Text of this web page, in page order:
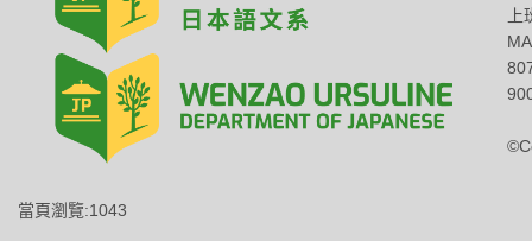
當頁瀏覽:1043